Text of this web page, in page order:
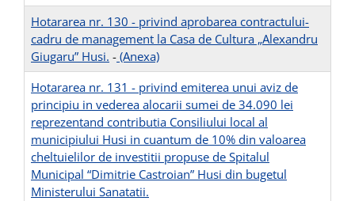
Hotararea nr. 130 - privind aprobarea contractului-
cadru de management la Casa de Cultura „Alexandru
Giugaru” Husi. - (Anexa)
Hotararea nr. 131 - privind emiterea unui aviz de
principiu in vederea alocarii sumei de 34.090 lei
reprezentand contributia Consiliului local al
municipiului Husi in cuantum de 10% din valoarea
cheltuielilor de investitii propuse de Spitalul
Municipal “Dimitrie Castroian” Husi din bugetul
Ministerului Sanatatii.